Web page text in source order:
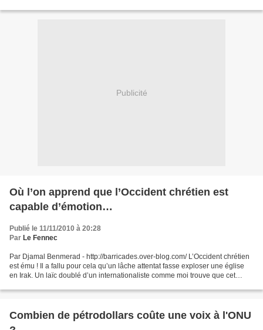
Publicité
Où l’on apprend que l’Occident chrétien est
capable d’émotion…
Publié le 11/11/2010 à 20:28
Par Le Fennec
Par Djamal Benmerad - http://barricades.over-blog.com/ L’Occident chrétien
est ému ! Il a fallu pour cela qu’un lâche attentat fasse exploser une église
en Irak. Un laïc doublé d’un internationaliste comme moi trouve que cet
Combien de pétrodollars coûte une voix à l'ONU